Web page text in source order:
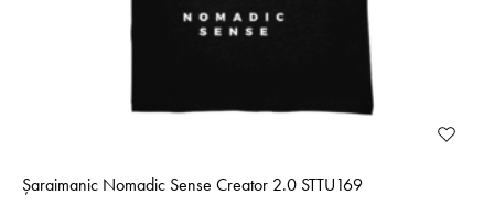
Șaraimanic Nomadic Sense Creator 2.0 STTU169